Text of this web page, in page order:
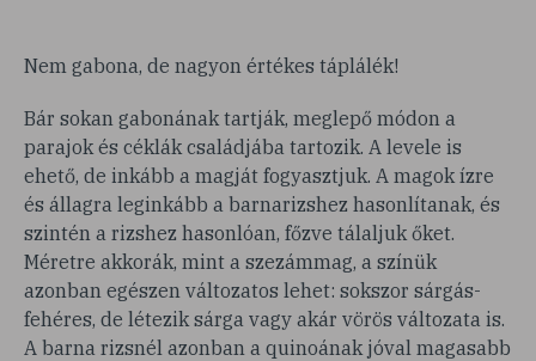
Nem gabona, de nagyon értékes táplálék!
Bár sokan gabonának tartják, meglepő módon a
parajok és céklák családjába tartozik. A levele is
ehető, de inkább a magját fogyasztjuk. A magok ízre
és állagra leginkább a barnarizshez hasonlítanak, és
szintén a rizshez hasonlóan, főzve tálaljuk őket.
Méretre akkorák, mint a szezámmag, a színük
azonban egészen változatos lehet: sokszor sárgás-
fehéres, de létezik sárga vagy akár vörös változata is.
A barna rizsnél azonban a quinoának jóval magasabb